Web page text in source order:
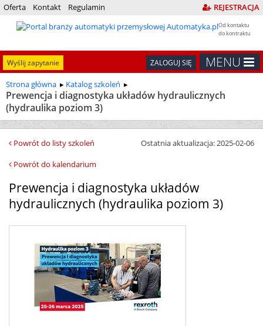
Oferta Kontakt Regulamin REJESTRACJA
Od kontaktu
do kontraktu
MENU
ZALOGUJ SIĘ
Wyślij zapytanie
Strona główna Katalog szkoleń
Prewencja i diagnostyka układów hydraulicznych
(hydraulika poziom 3)
Powrót do listy szkoleń
Ostatnia aktualizacja: 2025-02-06
Powrót do kalendarium
Prewencja i diagnostyka układów
hydraulicznych (hydraulika poziom 3)